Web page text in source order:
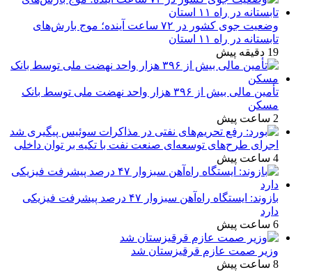
وضعیت جوی کشور در ۷۲ ساعت آینده؛ موج بارش‌های
تابستانه در راه ۱۱ استان
19 دقیقه پیش
تأمین مالی بیش از ۳۹۶ هزار واحد نهضت ملی توسط بانک
مسکن
2 ساعت پیش
اجرای طرح‌های توسعه‌ای صنعت نفت با تکیه بر توان داخلی
4 ساعت پیش
بازوند: ایستگاه راه‌آهن سبزوار ۴۷ درصد پیشرفت فیزیکی
دارد
6 ساعت پیش
وزیر صمت عازم قرقیزستان شد
8 ساعت پیش